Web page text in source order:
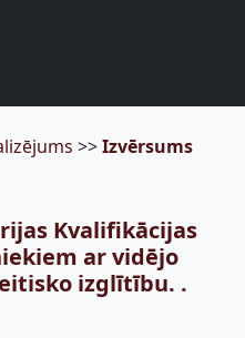
>>Izvērsums
Kvalifikācijas
ar vidējo
izglītību. .